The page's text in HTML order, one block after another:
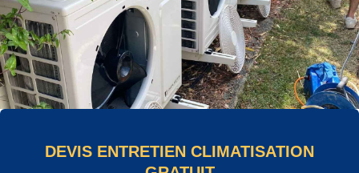
DEVIS ENTRETIEN CLIMATISATION